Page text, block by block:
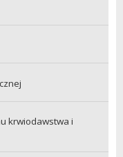
krwiodawstwa i